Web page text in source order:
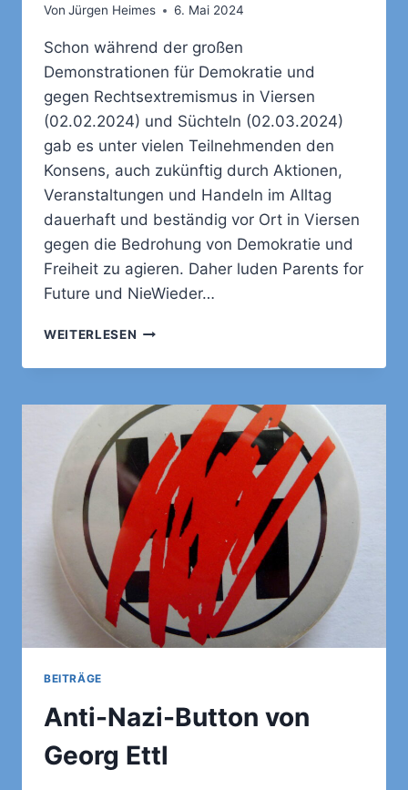
Von Jürgen Heimes 6. Mai 2024
Schon während der großen
Demonstrationen für Demokratie und
gegen Rechtsextremismus in Viersen
(02.02.2024) und Süchteln (02.03.2024)
gab es unter vielen Teilnehmenden den
Konsens, auch zukünftig durch Aktionen,
Veranstaltungen und Handeln im Alltag
dauerhaft und beständig vor Ort in Viersen
gegen die Bedrohung von Demokratie und
Freiheit zu agieren. Daher luden Parents for
Future und NieWieder…
WEITERLESEN „DEMOKRATIE-
VIERSEN“
BEITRÄGE
Anti-Nazi-Button von
Georg Ettl